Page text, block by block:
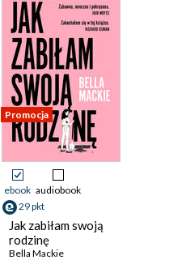
Promocja
ebook audiobook
29 pkt
Jak zabiłam swoją
rodzinę
Bella Mackie